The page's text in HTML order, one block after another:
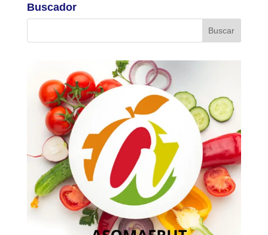
Buscador